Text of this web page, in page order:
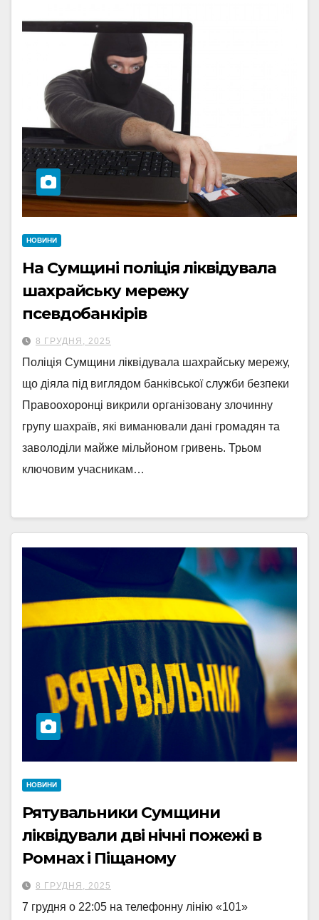
НОВИНИ
На Сумщині поліція ліквідувала
шахрайську мережу
псевдобанкірів
8 ГРУДНЯ, 2025
Поліція Сумщини ліквідувала шахрайську мережу,
що діяла під виглядом банківської служби безпеки
Правоохоронці викрили організовану злочинну
групу шахраїв, які виманювали дані громадян та
заволоділи майже мільйоном гривень. Трьом
ключовим учасникам…
НОВИНИ
Рятувальники Сумщини
ліквідували дві нічні пожежі в
Ромнах і Піщаному
8 ГРУДНЯ, 2025
7 грудня о 22:05 на телефонну лінію «101»